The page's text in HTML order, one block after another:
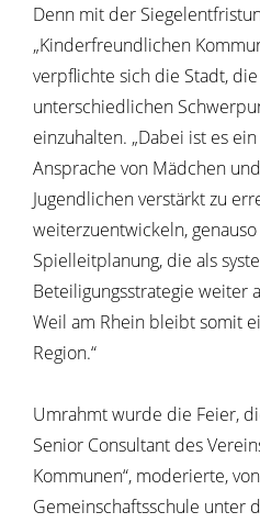
Denn mit der
„Kinderfreundlichen
verpflichte sich die Stadt,
unterschiedlichen
einzuhalten. „Dabei ist es
Ansprache von Mädchen
Jugendlichen verstärkt zu
weiterzuentwickeln,
Spielleitplanung, die als
Beteiligungsstrategie weiter
Weil am Rhein bleibt somit
Region.“
Umrahmt wurde die Feier,
Senior Consultant des
Kommunen“, moderierte,
Gemeinschaftsschule unter